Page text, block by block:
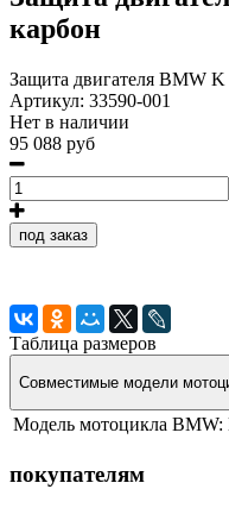
карбон
Защита двигателя BMW K
Артикул: 33590-001
Нет в наличии
95 088 руб
под заказ
Таблица размеров
Совместимые модели
Модель мотоцикла BMW:
покупателям